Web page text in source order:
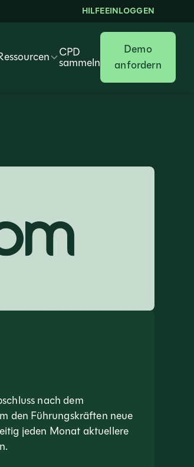
HILFEEINLOGGEN
CPD
sammeln
Demo
anfordern
nach dem
den Führungskräften neue
jeden Monat aktuellere